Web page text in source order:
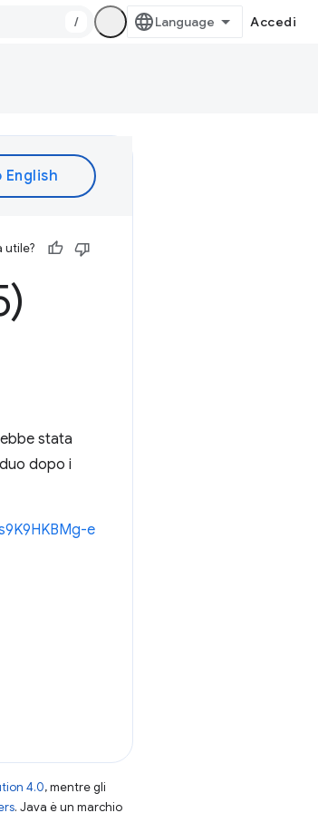
/ Accedi
utile?
stata
dopo i
e
4.0, mentre gli
. Java è un marchio